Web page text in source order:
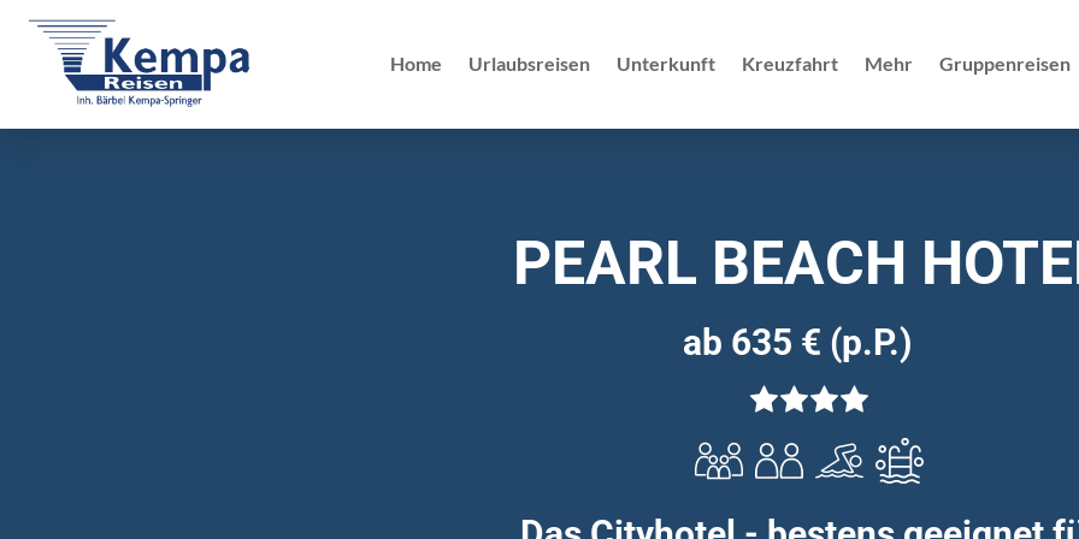
Home Urlaubsreisen Unterkunft Kreuzfahrt Mehr Gruppenreisen
PEARL BEACH
ab 635 € (p.P.)